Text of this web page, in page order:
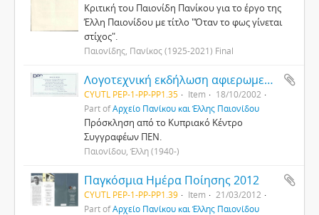
Κριτική του Παιονίδη Πανίκου για το έργο της
Έλλη Παιονίδου με τίτλο "Όταν το φως γίνεται
στίχος".
Παιονίδης, Πανίκος (1925-2021) Final
Λογοτεχνική εκδήλωση αφιερωμενη στο έργο των ποιητών Έλλης Παιονίδου και Λούη Περεντού
CYUTL PEP-1-PP-PP1.35 Item
18/10/2002
Part ofΑρχείο Πανίκου και Έλλης Παιονίδου
Πρόσκληση από το Κυπριακό Κέντρο
Συγγραφέων ΠΕΝ.
Παιονίδου, Έλλη (1940-)
Παγκόσμια Ημέρα Ποίησης 2012
CYUTL PEP-1-PP-PP1.39 Item
21/03/2012
Part ofΑρχείο Πανίκου και Έλλης Παιονίδου